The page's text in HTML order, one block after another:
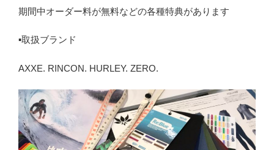
期間中オーダー料が無料などの各種特典があります
▪️取扱ブランド
AXXE. RINCON. HURLEY. ZERO.